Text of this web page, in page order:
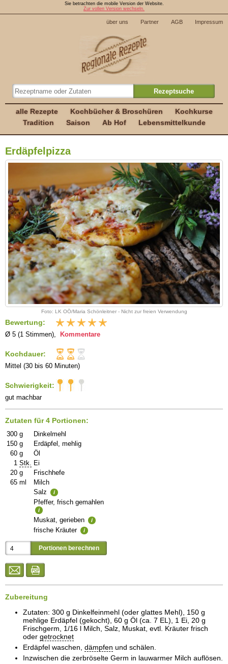
Sie betrachten die mobile Version der Website.
Zur vollen Version wechseln.
über uns Partner AGB Impressum
alle Rezepte Kochbücher & Broschüren
Kochkurse
Tradition
Saison Ab Hof Lebensmittelkunde
Erdäpfelpizza
Foto: LK OÖ/Maria Schönleitner - Nicht zur freien Verwendung
Bewertung:
Ø 5 (1 Stimmen), Kommentare
Kochdauer:
Mittel (30 bis 60 Minuten)
Schwierigkeit:
gut machbar
Zutaten für 4 Portionen:
300 g
Dinkelmehl
150 g
Erdäpfel, mehlig
60 g
Öl
1 Stk. Ei
20 g
Frischhefe
65 ml
Milch
Salz
i
Pfeffer, frisch gemahlen
i
Muskat, gerieben i
frische Kräuter i
Zubereitung
Zutaten: 300 g Dinkelfeinmehl (oder glattes Mehl), 150 g
mehlige Erdäpfel (gekocht), 60 g Öl (ca. 7 EL), 1 Ei, 20 g
Frischgerm, 1/16 l Milch, Salz, Muskat, evtl. Kräuter frisch
oder getrocknet
Erdäpfel waschen, dämpfen und schälen.
Inzwischen die zerbröselte Germ in lauwarmer Milch auflösen.